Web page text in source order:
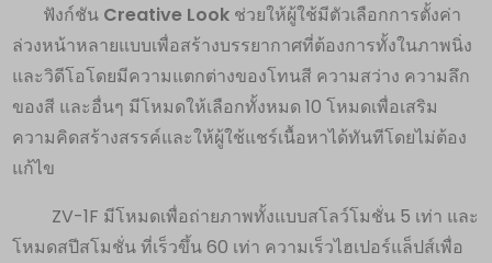
ฟังก์ชัน Creative Look ช่วยให้ผู้ใช้มีตัวเลือกการตั้งค่า
ล่วงหน้าหลายแบบเพื่อสร้างบรรยากาศที่ต้องการทั้งในภาพนิ่ง
และวิดีโอโดยมีความแตกต่างของโทนสี ความสว่าง ความลึก
ของสี และอื่นๆ มีโหมดให้เลือกทั้งหมด 10 โหมดเพื่อเสริม
ความคิดสร้างสรรค์และให้ผู้ใช้แชร์เนื้อหาได้ทันทีโดยไม่ต้อง
แก้ไข
ZV-1F มีโหมดเพื่อถ่ายภาพทั้งแบบสโลว์โมชั่น 5 เท่า และ
โหมดสปีสโมชั่น ที่เร็วขึ้น 60 เท่า ความเร็วไฮเปอร์แล็ปส์เพื่อ